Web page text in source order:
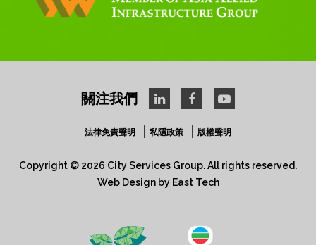
關注我們
法律免責聲明 私隱政策 版權聲明
Copyright © 2026 City Services Group. All rights reserved.​
Web Designby East Tech